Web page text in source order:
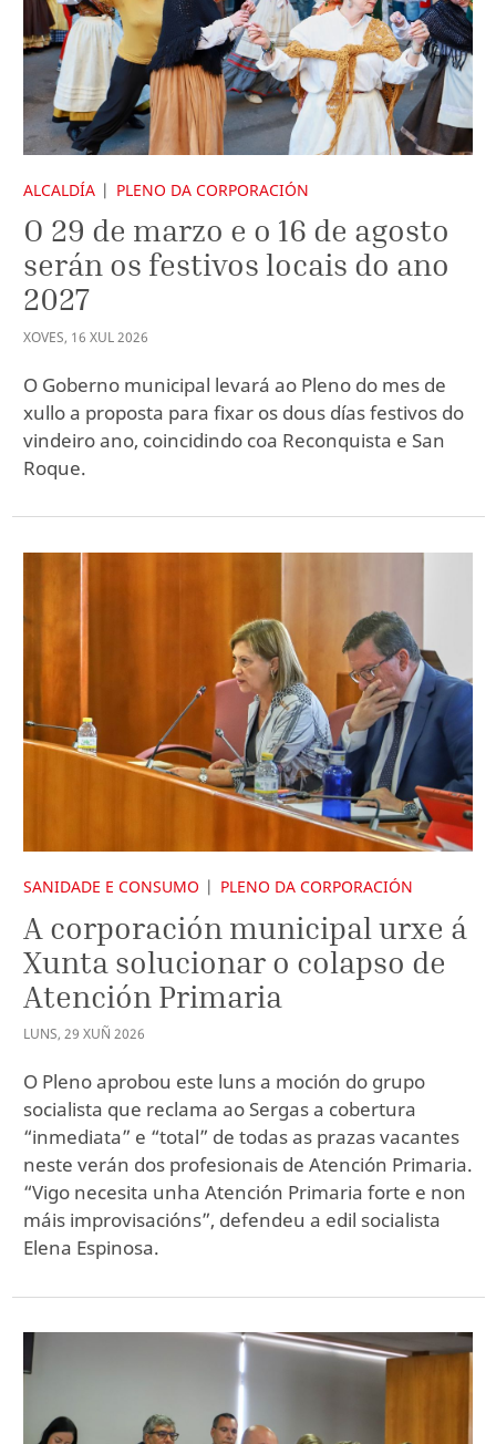
ALCALDÍA PLENO DA CORPORACIÓN
O 29 de marzo e o 16 de agosto
serán os festivos locais do ano
2027
XOVES, 16 XUL2026
O Goberno municipal levará ao Pleno do mes de
xullo a proposta para fixar os dous días festivos do
vindeiro ano, coincidindo coa Reconquista e San
Roque.
SANIDADE E CONSUMO PLENO DA CORPORACIÓN
A corporación municipal urxe á
Xunta solucionar o colapso de
Atención Primaria
LUNS, 29 XUÑ 2026
O Pleno aprobou este luns a moción do grupo
socialista que reclama ao Sergas a cobertura
“inmediata” e “total” de todas as prazas vacantes
neste verán dos profesionais de Atención Primaria.
“Vigo necesita unha Atención Primaria forte e non
máis improvisacións”, defendeu a edil socialista
Elena Espinosa.